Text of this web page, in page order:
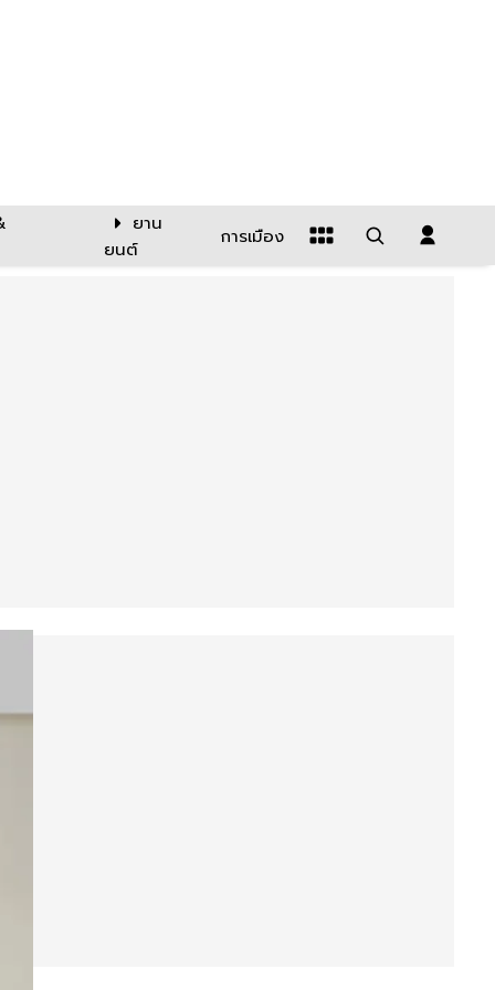
ยาน
ยนต์
การเมือง